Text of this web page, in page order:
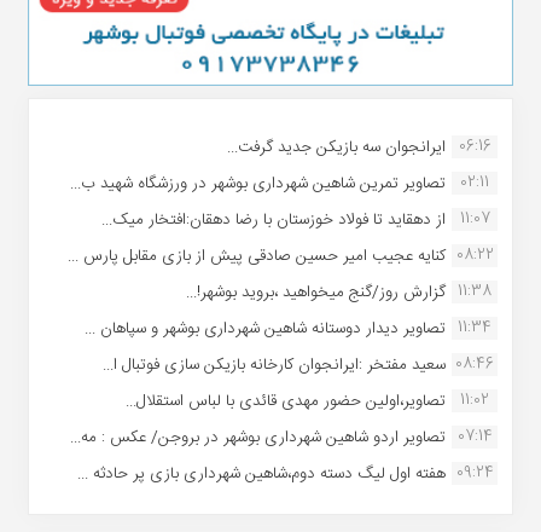
06:16 ایرانجوان سه بازیکن جدید گرفت...
02:11
تصاویر تمرین شاهین شهردارى بوشهر در ورزشگاه شهید ب...
11:07
از دهقاید تا فولاد خوزستان با رضا دهقان:افتخار میک...
08:22 کنایه عجیب امیر حسین صادقی پیش از بازی مقابل پارس ...
11:38 گزارش روز/گنج میخواهید ،بروید بوشهر!...
11:34 تصاویر دیدار دوستانه شاهین شهردارى بوشهر و سپاهان ...
08:46 سعید مفتخر :ایرانجوان کارخانه بازیکن سازی فوتبال ا...
11:02
تصاویر،اولین حضور مهدی قائدی با لباس استقلال...
07:14 تصاویر اردو شاهین شهرداری بوشهر در بروجن/ عکس : مه...
09:24 هفته اول لیگ دسته دوم،شاهین شهرداری بازی پر حادثه ...